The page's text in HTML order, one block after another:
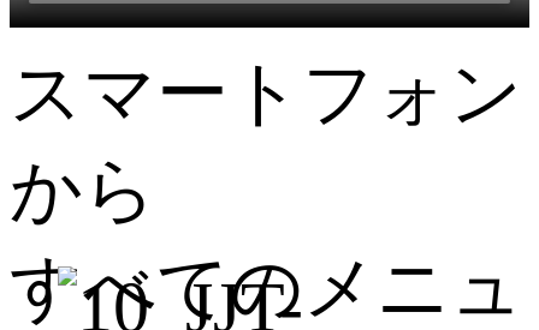
スマートフォン
から
すべてのメニュ